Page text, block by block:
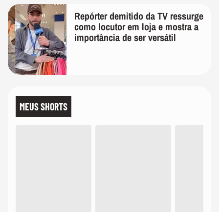
Repórter demitido da TV ressurge
como locutor em loja e mostra a
importância de ser versátil
MEUS SHORTS